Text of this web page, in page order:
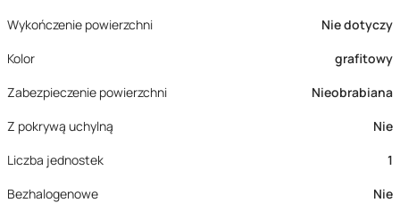
Wykończenie powierzchni
Nie dotyczy
Kolor
grafitowy
Zabezpieczenie powierzchni
Nieobrabiana
Z pokrywą uchylną
Nie
Liczba jednostek
1
Bezhalogenowe
Nie